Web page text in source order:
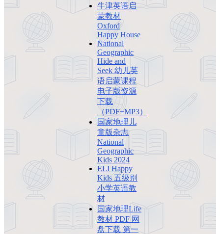
牛津英语启
蒙教材
Oxford
Happy House
National
Geographic
Hide and
Seek 幼儿英
语启蒙课程
电子版资源
下载
（PDF+MP3）
国家地理儿
童版杂志
National
Geographic
Kids 2024
ELI Happy
Kids 五级别
小学英语教
材
国家地理Life
教材 PDF 网
盘下载 第一